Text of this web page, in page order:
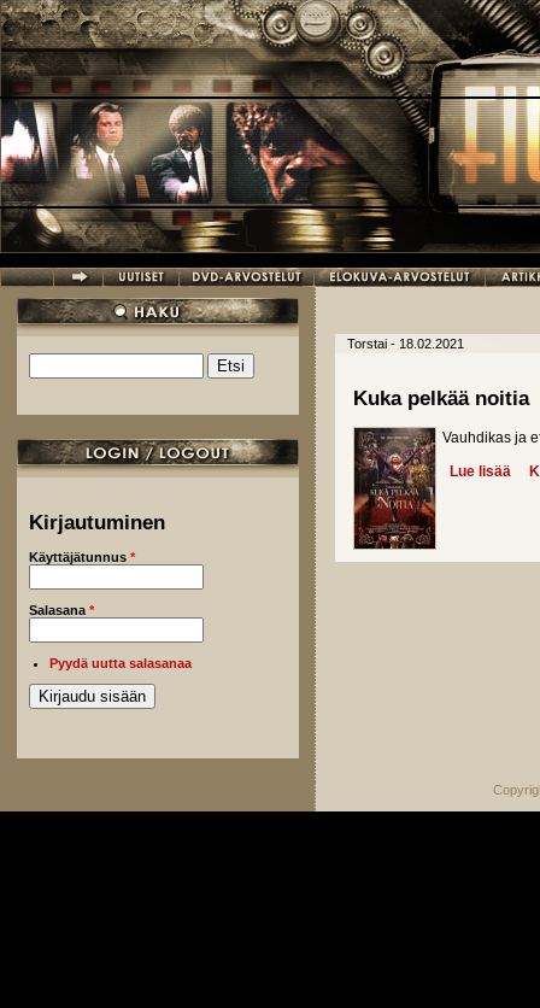
Hyppää pääsisältöön
Hakulomake
Kirjautuminen
Käyttäjätunnus *
Salasana *
Pyydä uutta salasanaa
Torstai - 18.02.2021
Kuka pelkää noitia
Vauhdikas ja
Lue lisää